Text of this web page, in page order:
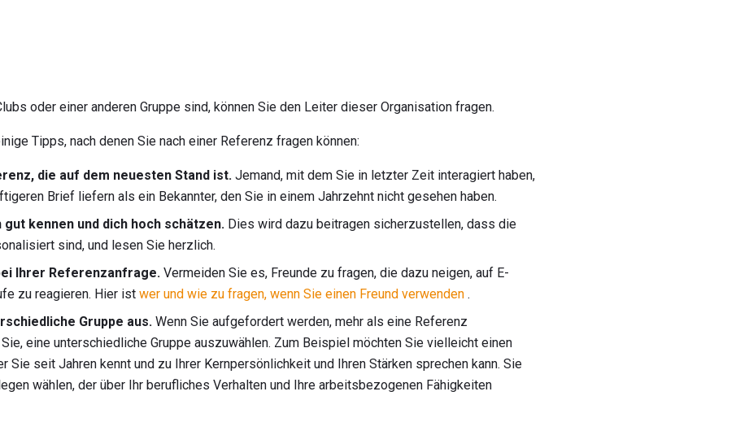
oder einer anderen Gruppe sind, können Sie den Leiter dieser Organisation fragen.
Tipps, nach denen Sie nach einer Referenz fragen können:
die auf dem neuesten Stand ist. Jemand, mit dem Sie in letzter Zeit interagiert haben,
Brief liefern als ein Bekannter, den Sie in einem Jahrzehnt nicht gesehen haben.
gut kennen und dich hoch schätzen. Dies wird dazu beitragen sicherzustellen, dass die
sind, und lesen Sie herzlich.
Ihrer Referenzanfrage. Vermeiden Sie es, Freunde zu fragen, die dazu neigen, auf E-
zu reagieren. Hier ist wer und wie zu fragen, wenn Sie einen Freund verwenden .
Gruppe aus. Wenn Sie aufgefordert werden, mehr als eine Referenz
eine unterschiedliche Gruppe auszuwählen. Zum Beispiel möchten Sie vielleicht einen
Sie seit Jahren kennt und zu Ihrer Kernpersönlichkeit und Ihren Stärken sprechen kann. Sie
wählen, der über Ihr berufliches Verhalten und Ihre arbeitsbezogenen Fähigkeiten